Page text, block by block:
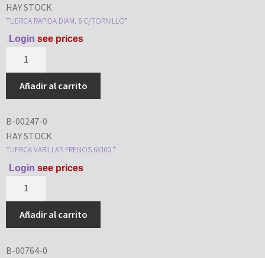
HAY STOCK
TUERCA RAPIDA DIAM. 6 C/TORNILLO*
Login see prices
Añadir al carrito
B-00247-0
HAY STOCK
TUERCA VARILLAS FRENOS 6X100 *
Login see prices
Añadir al carrito
B-00764-0